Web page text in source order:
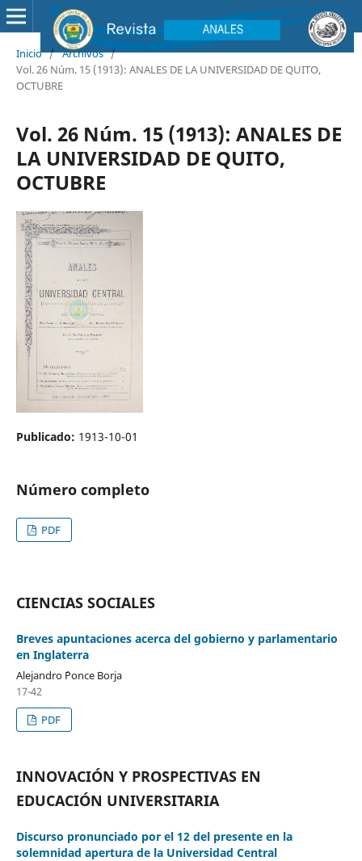
Inicio / Archivos /
Vol. 26 Núm. 15 (1913): ANALES DE LA UNIVERSIDAD DE QUITO,
OCTUBRE
Vol. 26 Núm. 15 (1913): ANALES DE
LA UNIVERSIDAD DE QUITO,
OCTUBRE
Publicado: 1913-10-01
Número completo
PDF
CIENCIAS SOCIALES
Breves apuntaciones acerca del gobierno y parlamentario
en Inglaterra
Alejandro ´Ponce Borja
17-42
PDF
INNOVACIÓN Y PROSPECTIVAS EN
EDUCACIÓN UNIVERSITARIA
Discurso pronunciado por el 12 del presente en la
solemnidad apertura de la Universidad Central